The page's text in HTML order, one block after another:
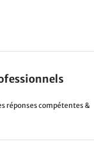
réponses compétentes &